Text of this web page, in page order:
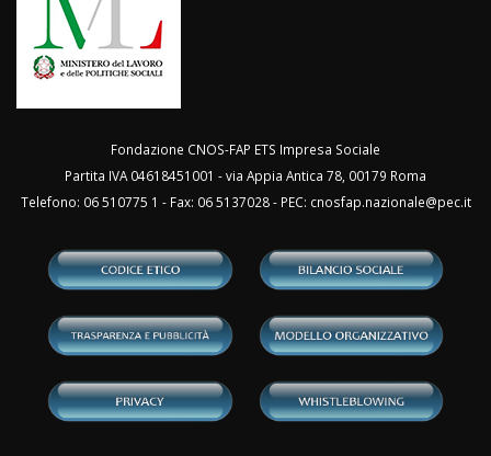
Fondazione CNOS-FAP ETS Impresa Sociale
Partita IVA 04618451001 - via Appia Antica 78, 00179 Roma
Telefono: 06 510775 1 - Fax: 06 5137028 - PEC: cnosfap.nazionale@pec.it